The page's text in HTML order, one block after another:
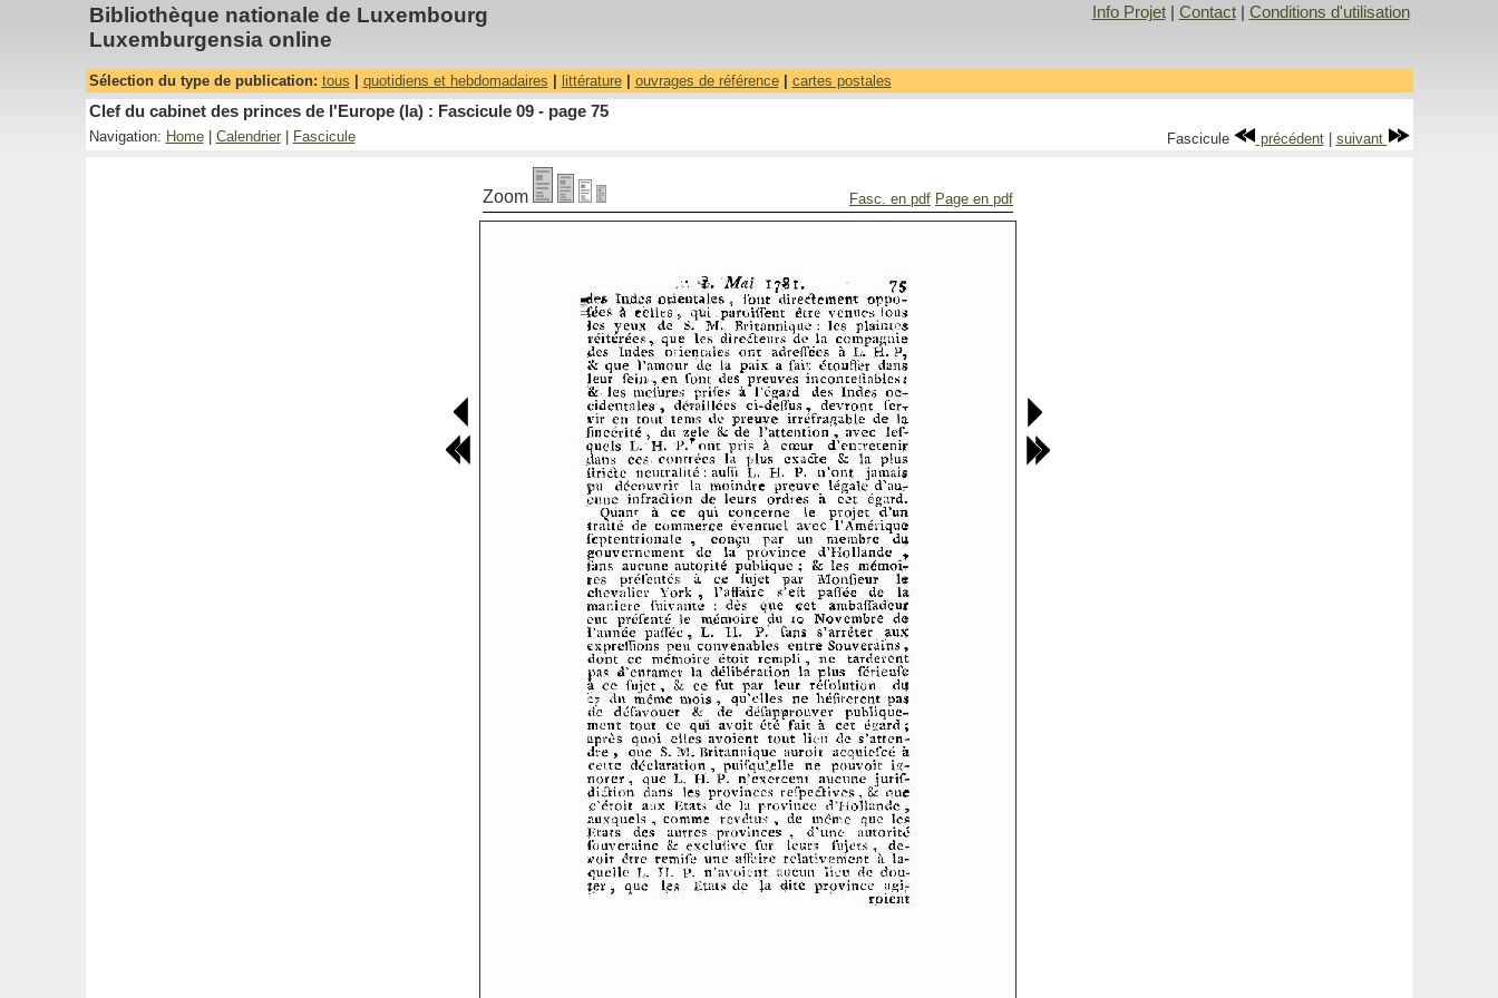
Bibliothèque nationale de Luxembourg
Luxemburgensia online
Info Projet| Contact| Conditions d'utilisation
Sélection du type de publication: tous quotidiens et hebdomadaires littérature| ouvrages de référence| cartes postales
Clef du cabinet des princes de l'Europe (la) : Fascicule 09 - page 75
Navigation: Home| Calendrier| Fascicule Fascicule précédent| suivant
Zoom Fasc. en pdf Page en pdf